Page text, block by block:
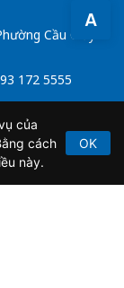
A
Cầu Giấy -
172 5555
BTTTT do Bộ
của
cách
này.
OK